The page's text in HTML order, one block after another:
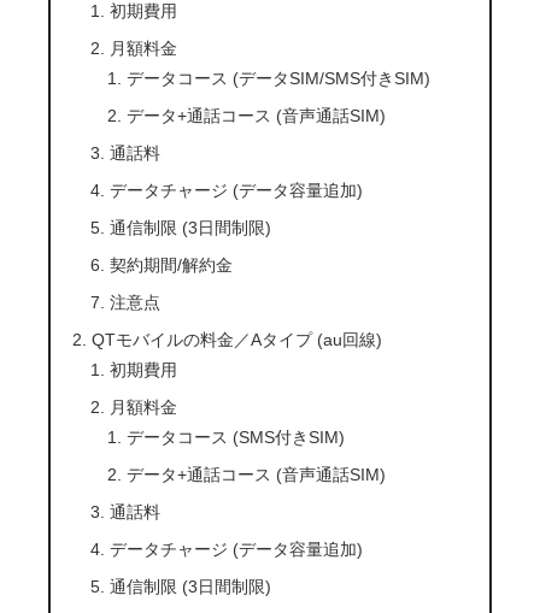
初期費用
月額料金
データコース (データSIM/SMS付きSIM)
データ+通話コース (音声通話SIM)
通話料
データチャージ (データ容量追加)
通信制限 (3日間制限)
契約期間/解約金
注意点
QTモバイルの料金／Aタイプ (au回線)
初期費用
月額料金
データコース (SMS付きSIM)
データ+通話コース (音声通話SIM)
通話料
データチャージ (データ容量追加)
通信制限 (3日間制限)